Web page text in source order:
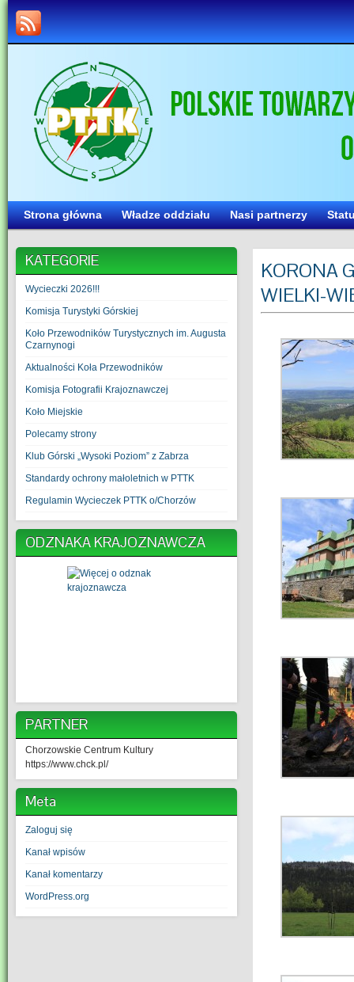
Strona główna Władze oddziału Nasi partnerzy
KATEGORIE
Wycieczki 2026!!!
Komisja Turystyki Górskiej
Koło Przewodników Turystycznych im. Augusta
Czarnynogi
Aktualności Koła Przewodników
Komisja Fotografii Krajoznawczej
Koło Miejskie
Polecamy strony
Klub Górski „Wysoki Poziom” z Zabrza
Standardy ochrony małoletnich w PTTK
Regulamin Wycieczek PTTK o/Chorzów
ODZNAKA KRAJOZNAWCZA
PARTNER
Chorzowskie Centrum Kultury
https://www.chck.pl/
Meta
Zaloguj się
Kanał wpisów
Kanał komentarzy
WordPress.org
KORONA
WIELKI-